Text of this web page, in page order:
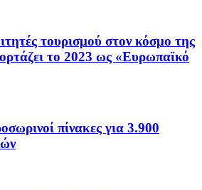
τουρισμού στον κόσμο της
το 2023 ως «Ευρωπαϊκό
πίνακες για 3.900